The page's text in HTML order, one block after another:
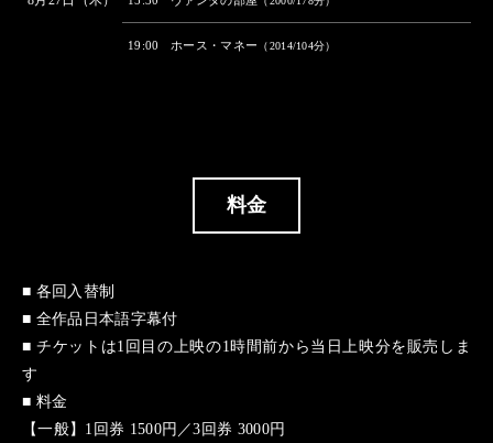
19:00 ホース・マネー （2014/104分）
料金
■ 各回入替制
■ 全作品日本語字幕付
■ チケットは1回目の上映の1時間前から当日上映分を販売しま
す
■ 料金
【一般】1回券 1500円／3回券 3000円